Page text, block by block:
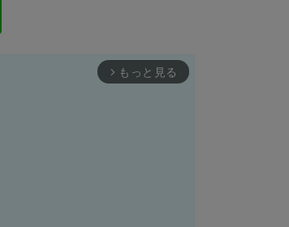
arrow_forward_ios もっと見る